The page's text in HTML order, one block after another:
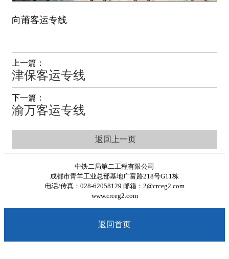
向莆客运专线
上一篇：
津保客运专线
下一篇：
渝万客运专线
返回上一页
中铁二局第二工程有限公司
成都市青羊工业总部基地广富路218号G11栋
电话/传真：028-62058129 邮箱：2@crceg2.com
www.crceg2.com
返回首页